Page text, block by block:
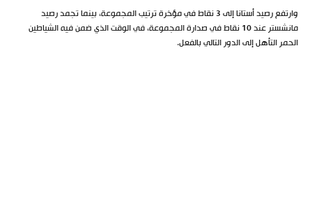
وارتفع رصيد أستانا إلى 3 نقاط في مؤخرة ترتيب المجموعة، بينما تجمد رصيد
مانشستر عند 10 نقاط في صدارة المجموعة، في الوقت الذي ضمن فيه الشياطين
الحمر التأهل إلى الدور التالي بالفعل.